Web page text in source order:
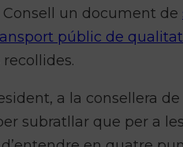
un document de
públic de
a la consellera de
subratllar que per a les